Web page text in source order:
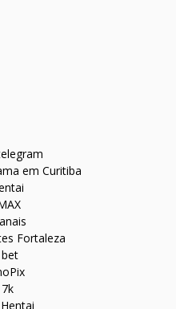
em Curitiba
Fortaleza